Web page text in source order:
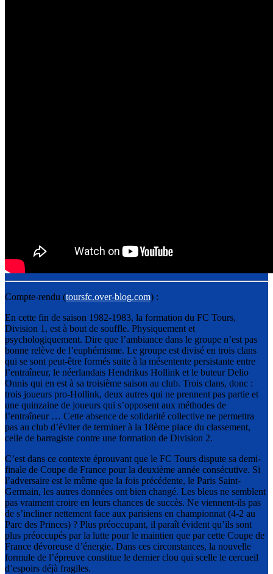
Compte-rendu (toursfc.over-blog.com) :
En cette fin de saison 1982-1983, la formation du FC Tours,
Division 1, est à bout de souffle. Physiquement et
psychologiquement. Dire que l’ambiance dans le groupe n’est pas
bonne relève de l’euphémisme. Le groupe est divisé en trois clans
qui se sont peut-être formés suite à la mésentente persistante entre
l’entraîneur, le néerlandais Hendrikus Hollink et le buteur Delio
Onnis qui en est à sa troisième saison au club. Trois clans, donc :
trois joueurs pro-Hollink, deux autres qui ne prennent pas partie et
une quinzaine de joueurs qui s’opposent aux méthodes de
l’entraîneur … Cette absence de solidarité collective ne permettra
pas au club d’éviter de terminer à la 18ème place du classement,
celle de barragiste contre une formation de Division 2.
C’est dans ce contexte éprouvant que le FC Tours dispute sa demi-
finale de Coupe de France pour la deuxième année consécutive. Si
l’adversaire est le même que la fois précédente, le Paris Saint-
Germain, les autres données ont bien changé. Les bleus ne semblent
pas vraiment croire en leurs chances de succès. Ne viennent-ils pas
de s’incliner nettement face aux parisiens en championnat (4-2 au
Parc des Princes) ? Plus préoccupant, il paraît évident qu’ils sont
plus préoccupés par la lutte pour le maintien que par cette Coupe de
France dévoreuse d’énergie. Dans ces circonstances, la nouvelle
formule de l’épreuve constitue le dernier clou qui scelle le cercueil
d’espoirs déjà fragiles.